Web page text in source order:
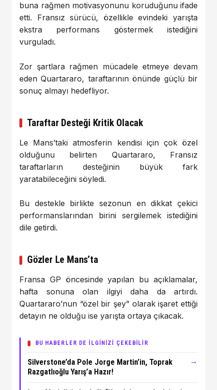
buna rağmen motivasyonunu koruduğunu ifade
etti. Fransız sürücü, özellikle evindeki yarışta
ekstra performans göstermek istediğini
vurguladı.
Zor şartlara rağmen mücadele etmeye devam
eden Quartararo, taraftarının önünde güçlü bir
sonuç almayı hedefliyor.
Taraftar Desteği Kritik Olacak
Le Mans’taki atmosferin kendisi için çok özel
olduğunu belirten Quartararo, Fransız
taraftarların desteğinin büyük fark
yaratabileceğini söyledi.
Bu destekle birlikte sezonun en dikkat çekici
performanslarından birini sergilemek istediğini
dile getirdi.
Gözler Le Mans’ta
Fransa GP öncesinde yapılan bu açıklamalar,
hafta sonuna olan ilgiyi daha da artırdı.
Quartararo’nun “özel bir şey” olarak işaret ettiği
detayın ne olduğu ise yarışta ortaya çıkacak.
BU HABERLER DE İLGİNİZİ ÇEKEBİLİR
Silverstone’da Pole Jorge Martin’in, Toprak
Razgatlıoğlu Yarış’a Hazır!
→